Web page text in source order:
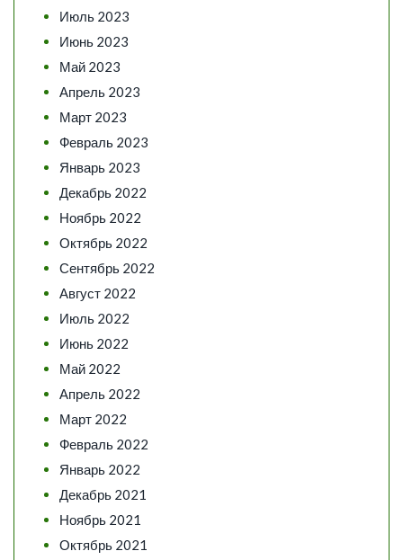
Июль 2023
Июнь 2023
Май 2023
Апрель 2023
Март 2023
Февраль 2023
Январь 2023
Декабрь 2022
Ноябрь 2022
Октябрь 2022
Сентябрь 2022
Август 2022
Июль 2022
Июнь 2022
Май 2022
Апрель 2022
Март 2022
Февраль 2022
Январь 2022
Декабрь 2021
Ноябрь 2021
Октябрь 2021